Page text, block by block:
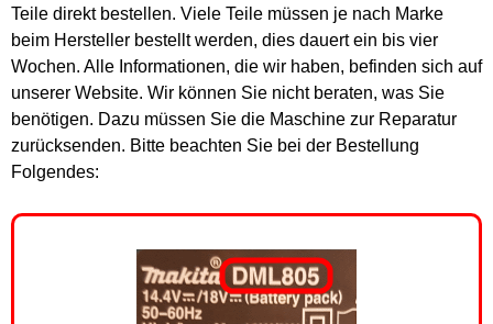
Teile direkt bestellen. Viele Teile müssen je nach Marke
beim Hersteller bestellt werden, dies dauert ein bis vier
Wochen. Alle Informationen, die wir haben, befinden sich auf
unserer Website. Wir können Sie nicht beraten, was Sie
benötigen. Dazu müssen Sie die Maschine zur Reparatur
zurücksenden. Bitte beachten Sie bei der Bestellung
Folgendes: